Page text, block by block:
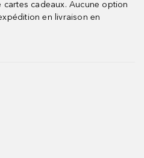
cartes cadeaux. Aucune option
en livraison en